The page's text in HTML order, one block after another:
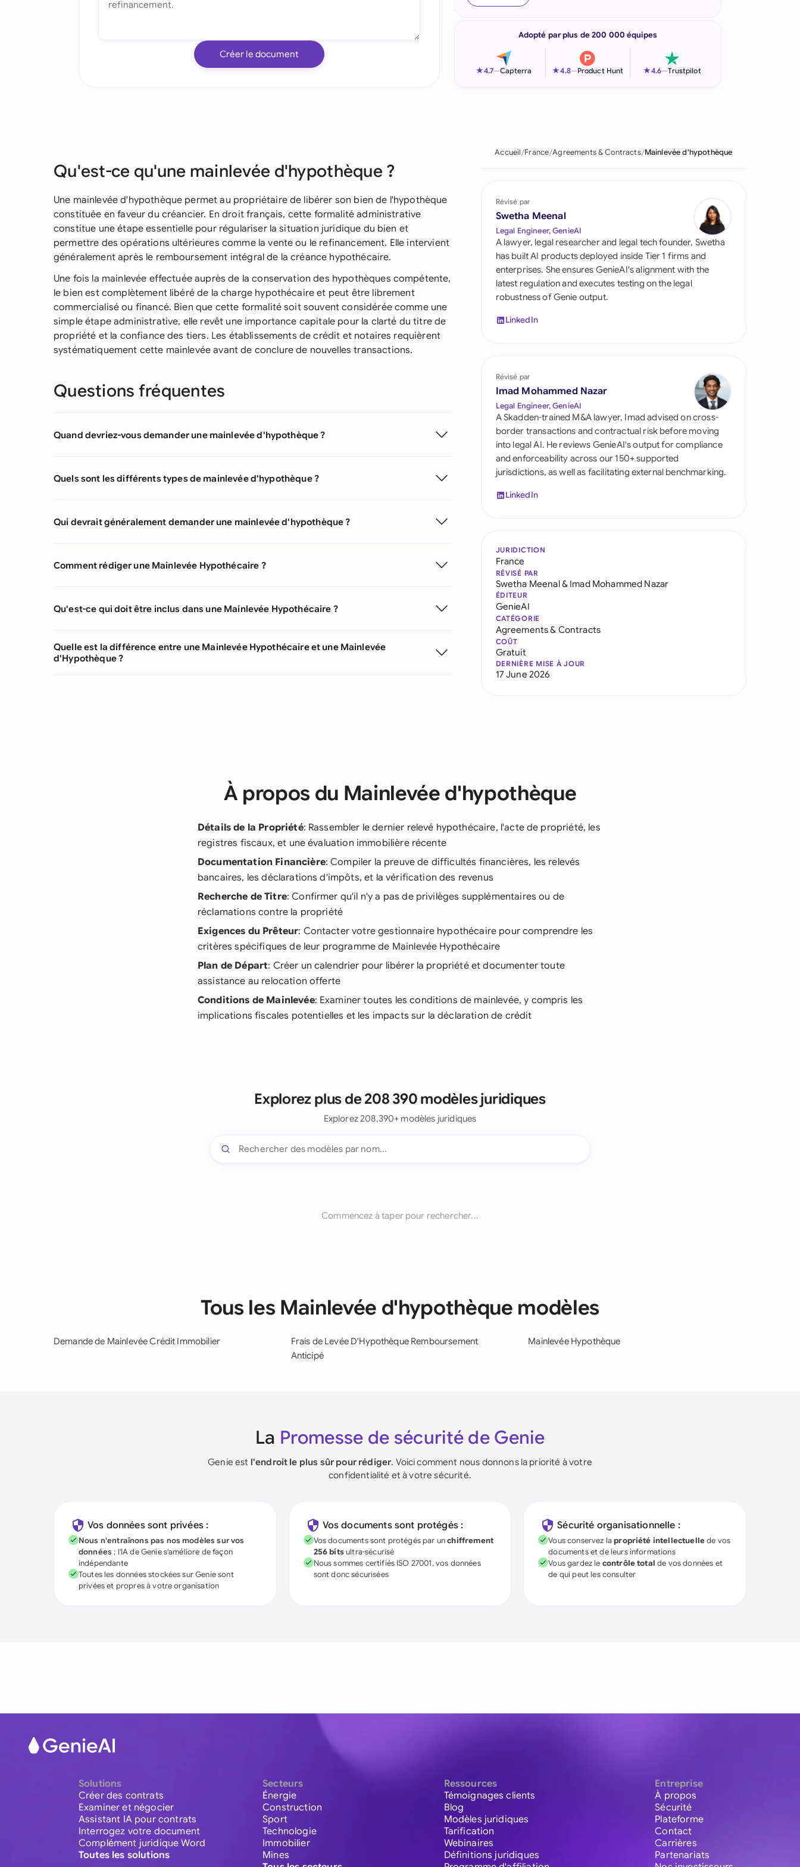
Philippines
Saudi Arabia
South Africa
Switzerland
United Kingdom
United States
Créer le document
Adopté par plus de 200 000 équipes
★4.7—Capterra ★4.8—Product Hunt ★4.6—Trustpilot
Qu'est-ce qu'une mainlevée d'hypothèque ?
Une mainlevée d'hypothèque permet au propriétaire de libérer son bien de l'hypothèque
constituée en faveur du créancier. En droit français, cette formalité administrative
constitue une étape essentielle pour régulariser la situation juridique du bien et
permettre des opérations ultérieures comme la vente ou le refinancement. Elle intervient
généralement après le remboursement intégral de la créance hypothécaire.
Une fois la mainlevée effectuée auprès de la conservation des hypothèques compétente,
le bien est complètement libéré de la charge hypothécaire et peut être librement
commercialisé ou financé. Bien que cette formalité soit souvent considérée comme une
simple étape administrative, elle revêt une importance capitale pour la clarté du titre de
propriété et la confiance des tiers. Les établissements de crédit et notaires requièrent
systématiquement cette mainlevée avant de conclure de nouvelles transactions.
Questions fréquentes
Quand devriez-vous demander une mainlevée d'hypothèque ?
Quels sont les différents types de mainlevée d'hypothèque ?
Qui devrait généralement demander une mainlevée d'hypothèque ?
Comment rédiger une Mainlevée Hypothécaire ?
Qu'est-ce qui doit être inclus dans une Mainlevée Hypothécaire ?
Quelle est la différence entre une Mainlevée Hypothécaire et une Mainlevée
d'Hypothèque ?
Accueil France Agreements & Contracts Mainlevée d'hypothèque
Révisé par
Swetha Meenal
Legal Engineer, GenieAI
A lawyer, legal researcher and legal tech founder, Swetha
has built AI products deployed inside Tier 1 firms and
enterprises. She ensures GenieAI's alignment with the
latest regulation and executes testing on the legal
robustness of Genie output.
LinkedIn
Révisé par
Imad Mohammed Nazar
Legal Engineer, GenieAI
A Skadden-trained M&A lawyer, Imad advised on cross-
border transactions and contractual risk before moving
into legal AI. He reviews GenieAI's output for compliance
and enforceability across our 150+ supported
jurisdictions, as well as facilitating external benchmarking.
LinkedIn
JURIDICTION
France
RÉVISÉ PAR
Swetha Meenal& Imad Mohammed Nazar
ÉDITEUR
GenieAI
CATÉGORIE
Agreements & Contracts
COÛT
Gratuit
DERNIÈRE MISE À JOUR
17 June 2026
À propos du Mainlevée d'hypothèque
Détails de la Propriété: Rassembler le dernier relevé hypothécaire, l'acte de propriété, les
registres fiscaux, et une évaluation immobilière récente
Documentation Financière: Compiler la preuve de difficultés financières, les relevés
bancaires, les déclarations d'impôts, et la vérification des revenus
Recherche de Titre: Confirmer qu'il n'y a pas de privilèges supplémentaires ou de
réclamations contre la propriété
Exigences du Prêteur: Contacter votre gestionnaire hypothécaire pour comprendre les
critères spécifiques de leur programme de Mainlevée Hypothécaire
Plan de Départ: Créer un calendrier pour libérer la propriété et documenter toute
assistance au relocation offerte
Conditions de Mainlevée: Examiner toutes les conditions de mainlevée, y compris les
implications fiscales potentielles et les impacts sur la déclaration de crédit
Explorez plus de 208 390 modèles juridiques
Explorez 208,390+ modèles juridiques
Commencez à taper pour rechercher...
Tous les Mainlevée d'hypothèque modèles
Demande de Mainlevée Crédit Immobilier
Frais de Levée D'Hypothèque Remboursement
Anticipé
Mainlevée Hypothèque
La Promesse de sécurité de Genie
Genie est l'endroit le plus sûr pour rédiger. Voici comment nous donnons la priorité à votre
confidentialité et à votre sécurité.
Vos données sont privées :
Nous n'entraînons pas nos modèles sur vos
données ; l'IA de Genie s'améliore de façon
indépendante
Toutes les données stockées sur Genie sont
privées et propres à votre organisation
Vos documents sont protégés :
Vos documents sont protégés par unchiffrement
256 bitsultra-sécurisé
Nous sommes certifiés ISO 27001, vos données
sont donc sécurisées
Sécurité organisationnelle :
Vous conservez lapropriété intellectuellede vos
documents et de leurs informations
Vous gardez le contrôle total de vos données et
de qui peut les consulter
Solutions
Créer des contrats
Examiner et négocier
Assistant IA pour contrats
Interrogez votre document
Complément juridique Word
Toutes les solutions
Secteurs
Énergie
Construction
Sport
Technologie
Immobilier
Mines
Ressources
Témoignages clients
Blog
Modèles juridiques
Tarification
Webinaires
Définitions juridiques
Entreprise
À propos
Sécurité
Plateforme
Contact
Carrières
Partenariats